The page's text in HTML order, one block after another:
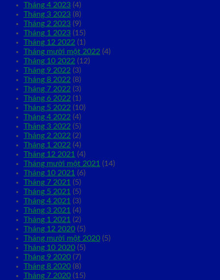
Tháng 4 2023 (4)
Tháng 3 2023 (8)
Tháng 2 2023 (9)
Tháng 1 2023 (15)
Tháng 12 2022 (1)
Tháng mười một 2022 (4)
Tháng 10 2022 (12)
Tháng 9 2022 (3)
Tháng 8 2022 (8)
Tháng 7 2022 (3)
Tháng 6 2022 (1)
Tháng 5 2022 (10)
Tháng 4 2022 (4)
Tháng 3 2022 (5)
Tháng 2 2022 (2)
Tháng 1 2022 (4)
Tháng 12 2021 (4)
Tháng mười một 2021 (14)
Tháng 10 2021 (6)
Tháng 7 2021 (5)
Tháng 5 2021 (5)
Tháng 4 2021 (3)
Tháng 3 2021 (4)
Tháng 1 2021 (2)
Tháng 12 2020 (5)
Tháng mười một 2020 (5)
Tháng 10 2020 (5)
Tháng 9 2020 (7)
Tháng 8 2020 (8)
Tháng 7 2020 (15)